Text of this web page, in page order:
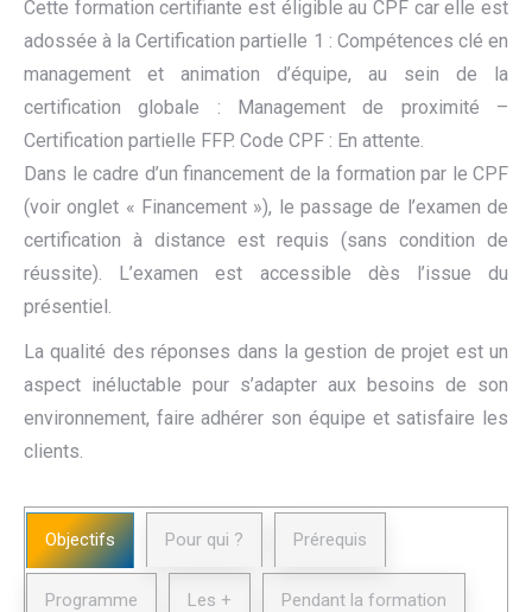
Cette formation certifiante est éligible au CPF car elle est
adossée à la Certification partielle 1 : Compétences clé en
management et animation d’équipe, au sein de la
certification globale : Management de proximité –
Certification partielle FFP. Code CPF : En attente.
Dans le cadre d’un financement de la formation par le CPF
(voir onglet « Financement »), le passage de l’examen de
certification à distance est requis (sans condition de
réussite). L’examen est accessible dès l’issue du
présentiel.
La qualité des réponses dans la gestion de projet est un
aspect inéluctable pour s’adapter aux besoins de son
environnement, faire adhérer son équipe et satisfaire les
clients.
Objectifs Pour qui ? Prérequis
Programme Les + Pendant la formation